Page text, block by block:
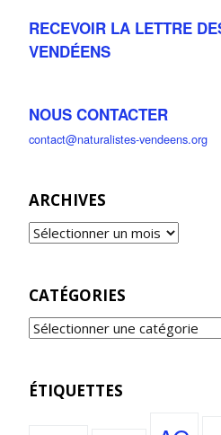
RECEVOIR LA LETTRE
VENDÉENS
NOUS CONTACTER
contact@naturalistes-vendeens.org
ARCHIVES
CATÉGORIES
ÉTIQUETTES